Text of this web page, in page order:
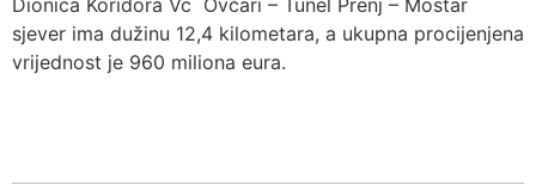
sjever ima dužinu 12,4 kilometara, a ukupna procijenjena
vrijednost je 960 miliona eura.